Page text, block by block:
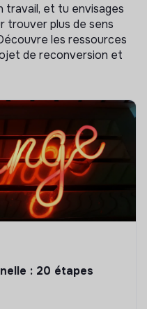
travail, et tu envisages
trouver plus de sens
les ressources
de reconversion et
: 20 étapes